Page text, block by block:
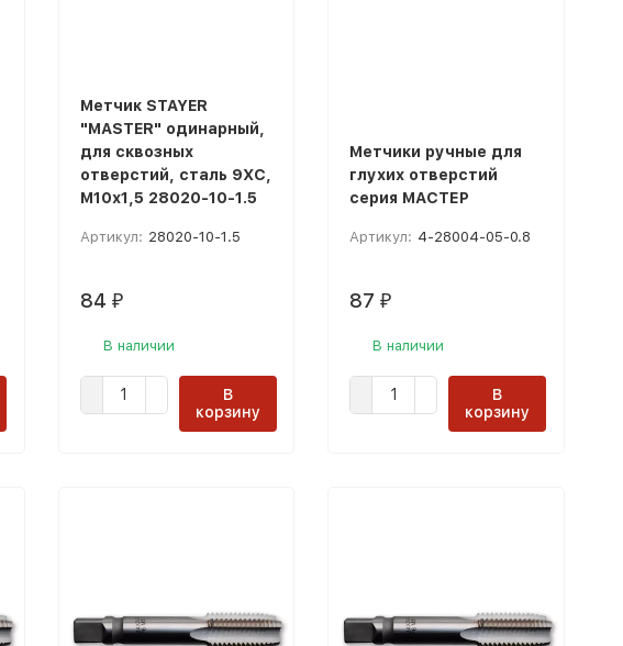
Метчик STAYER
"MASTER" одинарный,
для сквозных
отверстий, сталь 9ХС,
М10х1,5 28020-10-1.5
Артикул: 28020-10-1.5
84 ₽
В наличии
В
корзину
Метчики ручные для
глухих отверстий
серия МАСТЕР
Артикул: 4-28004-05-0.8
87 ₽
В наличии
В
корзину